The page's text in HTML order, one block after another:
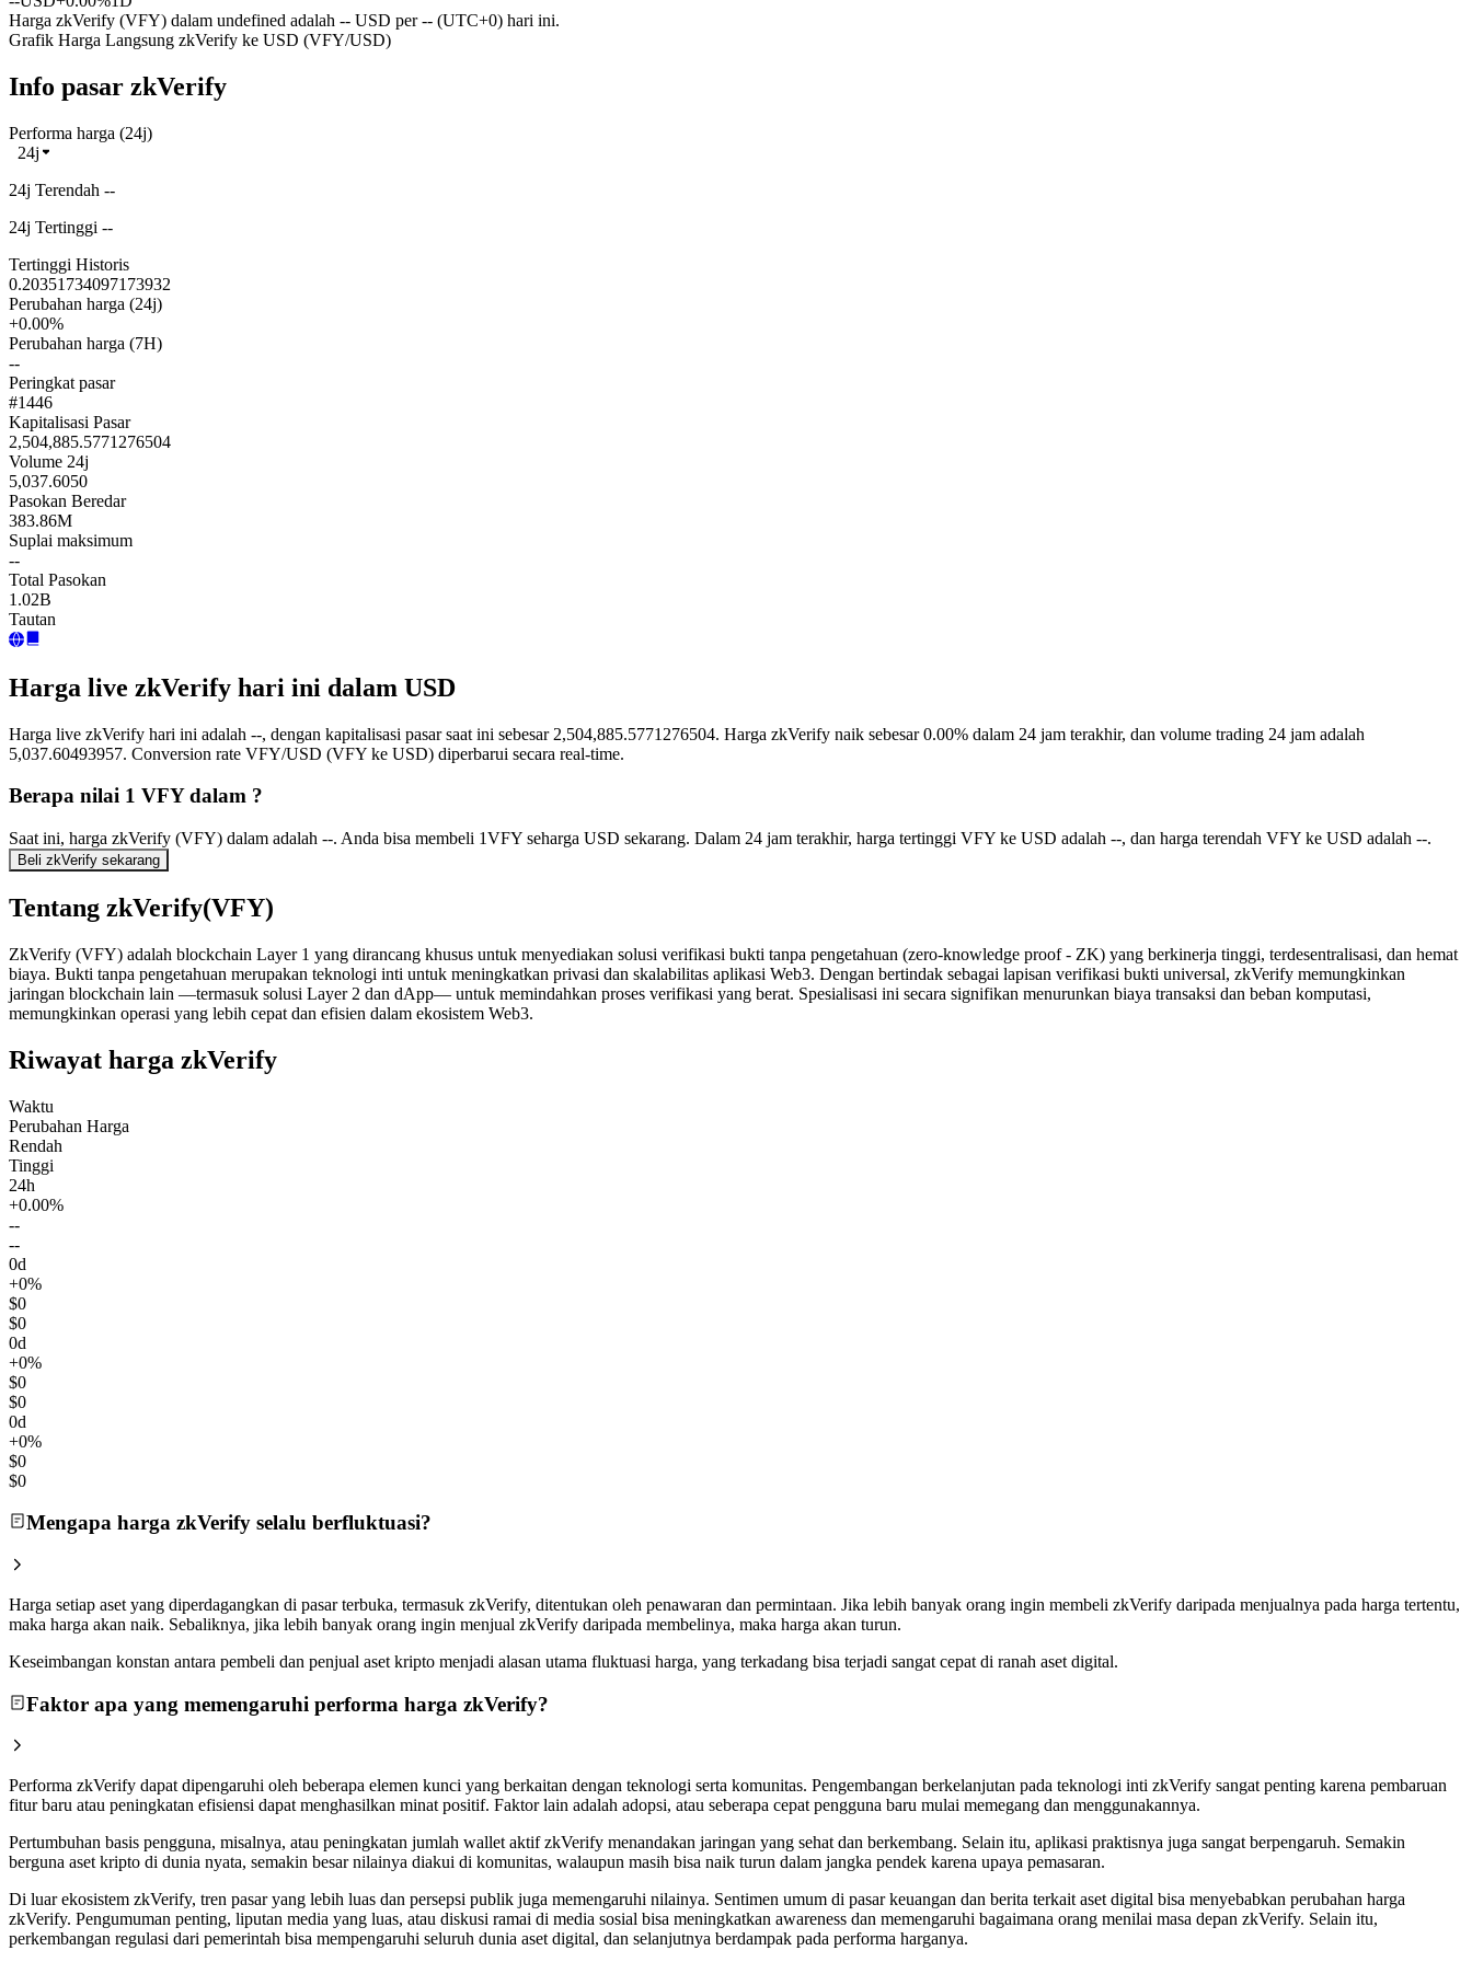
Harga zkVerify (VFY) dalam undefined adalah -- USD per -- (UTC+0) hari ini.
Grafik Harga Langsung zkVerify ke USD (VFY/USD)
Info pasar zkVerify
Performa harga (24j)
24j
24j Terendah --
24j Tertinggi --
Tertinggi Historis
0.20351734097173932
Perubahan harga (24j)
+0.00%
Perubahan harga (7H)
--
Peringkat pasar
#1446
Kapitalisasi Pasar
2,504,885.5771276504
Volume 24j
5,037.6050
Pasokan Beredar
383.86M
Suplai maksimum
--
Total Pasokan
1.02B
Tautan
Harga live zkVerify hari ini dalam USD
Harga live zkVerify hari ini adalah --, dengan kapitalisasi pasar saat ini sebesar 2,504,885.5771276504. Harga zkVerify naik sebesar 0.00% dalam 24 jam terakhir, dan volume trading 24 jam adalah
5,037.60493957. Conversion rate VFY/USD (VFY ke USD) diperbarui secara real-time.
Berapa nilai 1 VFY dalam ?
Saat ini, harga zkVerify (VFY) dalam adalah --. Anda bisa membeli 1VFY seharga USD sekarang. Dalam 24 jam terakhir, harga tertinggi VFY ke USD adalah --, dan harga terendah VFY ke USD adalah --.
Beli zkVerify sekarang
Tentang zkVerify(VFY)
ZkVerify (VFY) adalah blockchain Layer 1 yang dirancang khusus untuk menyediakan solusi verifikasi bukti tanpa pengetahuan (zero-knowledge proof - ZK) yang berkinerja tinggi, terdesentralisasi, dan hemat
biaya. Bukti tanpa pengetahuan merupakan teknologi inti untuk meningkatkan privasi dan skalabilitas aplikasi Web3. Dengan bertindak sebagai lapisan verifikasi bukti universal, zkVerify memungkinkan
jaringan blockchain lain —termasuk solusi Layer 2 dan dApp— untuk memindahkan proses verifikasi yang berat. Spesialisasi ini secara signifikan menurunkan biaya transaksi dan beban komputasi,
memungkinkan operasi yang lebih cepat dan efisien dalam ekosistem Web3.
Riwayat harga zkVerify
Waktu
Perubahan Harga
Rendah
Tinggi
24h
+0.00%
--
--
0d
+0%
$0
$0
0d
+0%
$0
$0
0d
+0%
$0
$0
Mengapa harga zkVerify selalu berfluktuasi?
Harga setiap aset yang diperdagangkan di pasar terbuka, termasuk zkVerify, ditentukan oleh penawaran dan permintaan. Jika lebih banyak orang ingin membeli zkVerify daripada menjualnya pada harga tertentu,
maka harga akan naik. Sebaliknya, jika lebih banyak orang ingin menjual zkVerify daripada membelinya, maka harga akan turun.
Keseimbangan konstan antara pembeli dan penjual aset kripto menjadi alasan utama fluktuasi harga, yang terkadang bisa terjadi sangat cepat di ranah aset digital.
Faktor apa yang memengaruhi performa harga zkVerify?
Performa zkVerify dapat dipengaruhi oleh beberapa elemen kunci yang berkaitan dengan teknologi serta komunitas. Pengembangan berkelanjutan pada teknologi inti zkVerify sangat penting karena pembaruan
fitur baru atau peningkatan efisiensi dapat menghasilkan minat positif. Faktor lain adalah adopsi, atau seberapa cepat pengguna baru mulai memegang dan menggunakannya.
Pertumbuhan basis pengguna, misalnya, atau peningkatan jumlah wallet aktif zkVerify menandakan jaringan yang sehat dan berkembang. Selain itu, aplikasi praktisnya juga sangat berpengaruh. Semakin
berguna aset kripto di dunia nyata, semakin besar nilainya diakui di komunitas, walaupun masih bisa naik turun dalam jangka pendek karena upaya pemasaran.
Di luar ekosistem zkVerify, tren pasar yang lebih luas dan persepsi publik juga memengaruhi nilainya. Sentimen umum di pasar keuangan dan berita terkait aset digital bisa menyebabkan perubahan harga
zkVerify. Pengumuman penting, liputan media yang luas, atau diskusi ramai di media sosial bisa meningkatkan awareness dan memengaruhi bagaimana orang menilai masa depan zkVerify. Selain itu,
perkembangan regulasi dari pemerintah bisa mempengaruhi seluruh dunia aset digital, dan selanjutnya berdampak pada performa harganya.